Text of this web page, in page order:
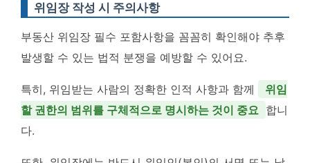
위임장 작성 시 주의사항
부동산 위임장 필수 포함사항을 꼼꼼히 확인해야 추후
발생할 수 있는 법적 분쟁을 예방할 수 있어요.
특히, 위임받는 사람의 정확한 인적 사항과 함께
위임
할 권한의 범위를 구체적으로 명시하는 것이 중요 합니
다.